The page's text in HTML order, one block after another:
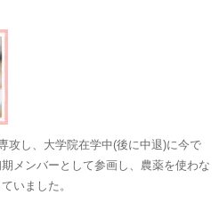
攻し、大学院在学中(後に中退)に今で
メンバーとして参画し、農薬を使わな
いました。